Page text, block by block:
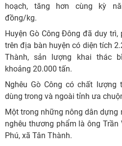
hoạch, tăng hơn cùng kỳ
đồng/kg.
Huyện Gò Công Đông đã duy
trên địa bàn huyện có diện tích
Thành, sản lượng khai thác
khoảng 20.000 tấn.
Nghêu Gò Công có chất lượng
dùng trong và ngoài tỉnh ưa
Một trong những nông dân dựng
nghêu thương phẩm là ông Trần
Phú, xã Tân Thành.